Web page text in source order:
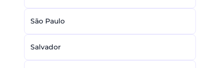
São Paulo
Salvador